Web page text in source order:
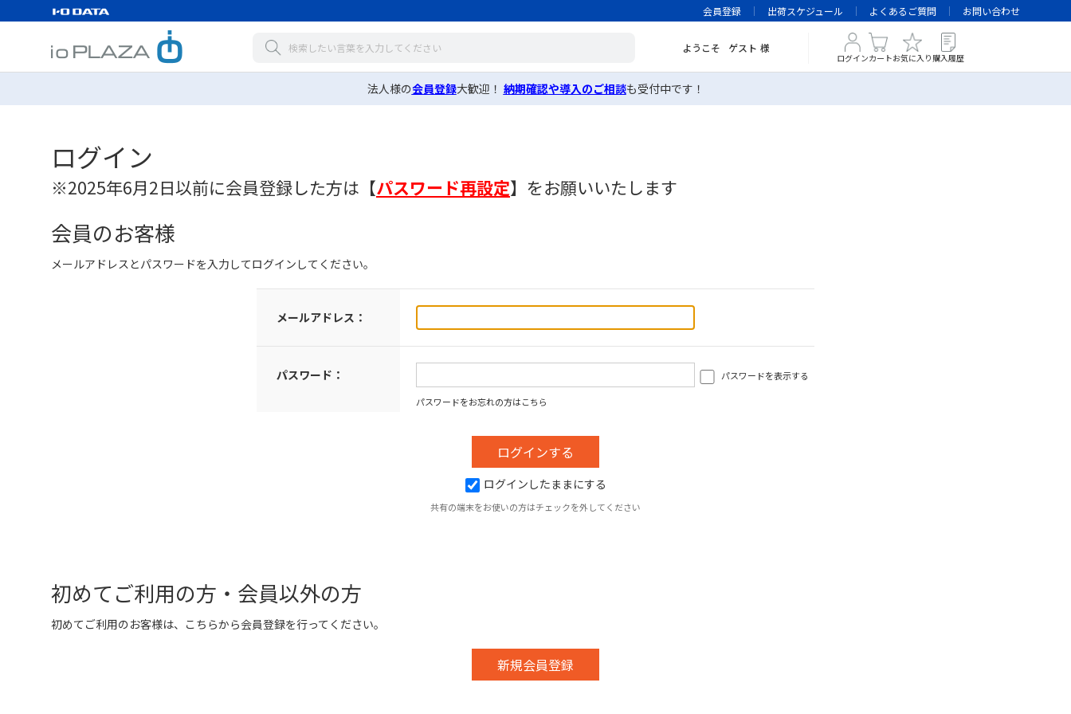
会員登録 出荷スケジュール よくあるご質問 お問い合わせ
ようこそ ゲスト 様
ログインカートお気に入り 購入履歴
法人様の会員登録大歓迎！ 納期確認や導入のご相談も受付中です！
ログイン
※2025年6月2日以前に会員登録した方は 【パスワード再設定】 をお願いいたします
会員のお客様
メールアドレスとパスワードを入力してログインしてください。
メールアドレス：
パスワード： パスワードを表示する
パスワードをお忘れの方はこちら
ログインしたままにする
共有の端末をお使いの方はチェックを外してください
初めてご利用の方・会員以外の方
初めてご利用のお客様は、こちらから会員登録を行ってください。